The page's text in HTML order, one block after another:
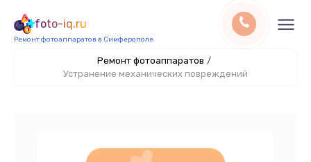
foto-iq.ru
Ремонт фотоаппаратов в Симферополе
Ремонт фотоаппаратов /
Устранение механических повреждений